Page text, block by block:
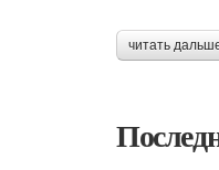
читать